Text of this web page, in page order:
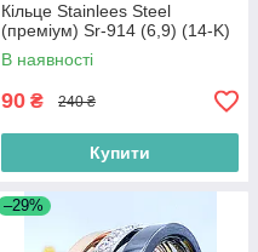
Кільце Stainlees Steel
(преміум) Sr-914 (6,9) (14-K)
В наявності
90 ₴ 240 ₴
Купити
–29%